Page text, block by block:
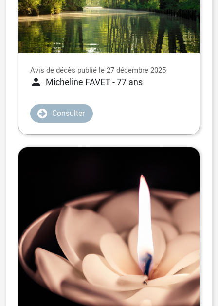
Avis de décès publié le 27 décembre 2025
Micheline FAVET- 77 ans
Consulter